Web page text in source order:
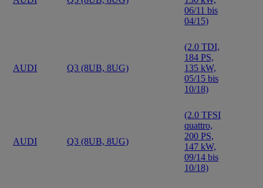
06/11 bis
04/15)
AUDI Q3 (8UB, 8UG)
(2.0 TDI,
184 PS,
135 kW,
05/15 bis
10/18)
AUDI Q3 (8UB, 8UG)
(2.0 TFSI
quattro,
200 PS,
147 kW,
09/14 bis
10/18)